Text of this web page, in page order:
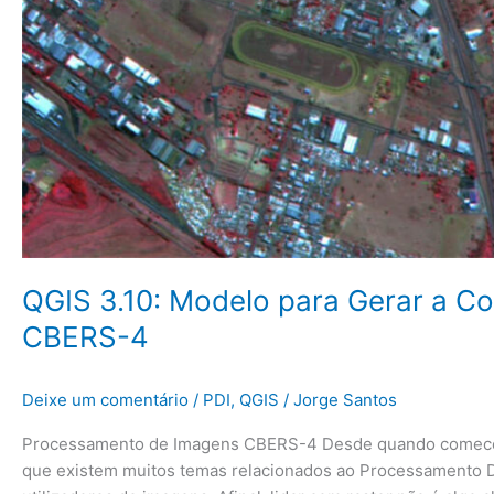
QGIS 3.10: Modelo para Gerar a
CBERS-4
Deixe um comentário / PDI, QGIS / Jorge Santos
Processamento de Imagens CBERS-4 Desde quando
que existem muitos temas relacionados ao Processamento